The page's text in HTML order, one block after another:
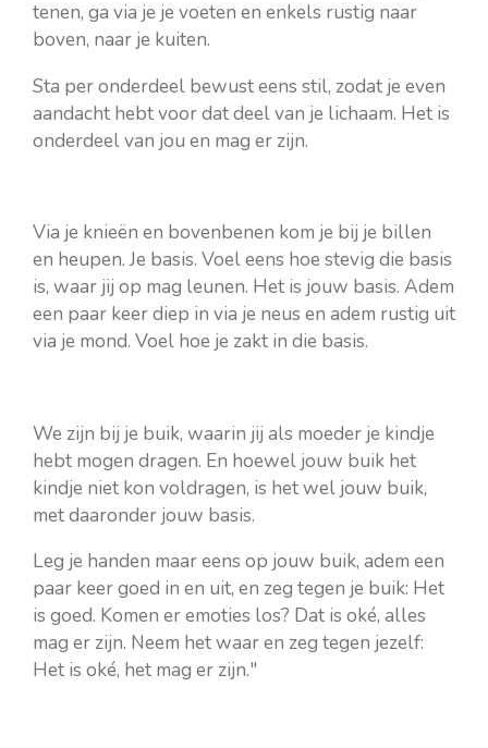
tenen, ga via je je voeten en enkels rustig naar
boven, naar je kuiten.
Sta per onderdeel bewust eens stil, zodat je even
aandacht hebt voor dat deel van je lichaam. Het is
onderdeel van jou en mag er zijn.
Via je knieën en bovenbenen kom je bij je billen
en heupen. Je basis. Voel eens hoe stevig die basis
is, waar jij op mag leunen. Het is jouw basis. Adem
een paar keer diep in via je neus en adem rustig uit
via je mond. Voel hoe je zakt in die basis.
We zijn bij je buik, waarin jij als moeder je kindje
hebt mogen dragen. En hoewel jouw buik het
kindje niet kon voldragen, is het wel jouw buik,
met daaronder jouw basis.
Leg je handen maar eens op jouw buik, adem een
paar keer goed in en uit, en zeg tegen je buik: Het
is goed. Komen er emoties los? Dat is oké, alles
mag er zijn. Neem het waar en zeg tegen jezelf:
Het is oké, het mag er zijn."